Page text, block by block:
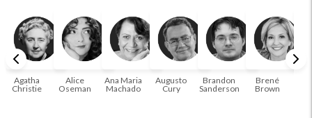
passe um tempo no mundo da imaginação! A leitura
transforma vidas e estamos aqui para ajudar a transformar a
sua! Tenha certeza, temos o livro perfeito para você!
Agatha
Christie
Alice
Oseman
Ana Maria
Machado
Augusto
Cury
Brandon
Sanderson
Brené
Brown